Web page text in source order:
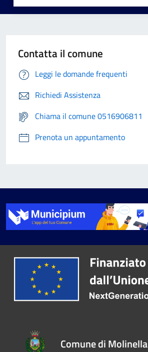
Contatta il comune
Leggi le domande frequenti
Richiedi Assistenza
Chiama il comune 0516906811
Prenota un appuntamento
Comune di Molinella